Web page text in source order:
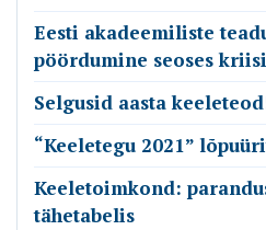
Eesti akadeemiliste
pöördumine seoses
Selgusid aasta
“Keeletegu 2021”
Keeletoimkond:
tähetabelis